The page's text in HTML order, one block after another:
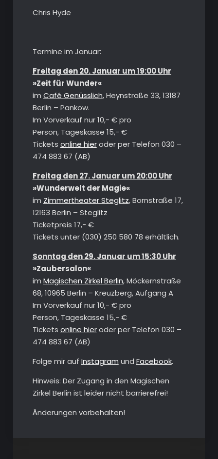
Chris Hyde
Termine im Januar:
Freitag den 20. Januar um 19:00 Uhr
»Zeit für Wunder«
im Café Genüsslich, Heynstraße 33, 13187
Berlin – Pankow.
Im Vorverkauf nur 10,- € pro
Person, Tageskasse 15,- €
Tickets online hieroder per Telefon 030 –
474 883 67 (AB)
Freitag den 27. Januar um 20:00 Uhr
»Wunderwelt der Magie«
im Zimmertheater Steglitz, Bornstraße 17,
12163 Berlin – Steglitz
Ticketpreis 17,- €
Tickets unter (030) 250 580 78 erhältlich.
Sonntag den 29. Januar um 15:30 Uhr
»Zaubersalon«
im Magischen Zirkel Berlin, Möckernstraße
68, 10965 Berlin – Kreuzberg, Aufgang A
Im Vorverkauf nur 10,- € pro
Person, Tageskasse 15,- €
Tickets online hieroder per Telefon 030 –
474 883 67 (AB)
Folge mir auf Instagram und Facebook.
Hinweis: Der Zugang in den Magischen
Zirkel Berlin ist leider nicht barrierefrei!
Änderungen vorbehalten!